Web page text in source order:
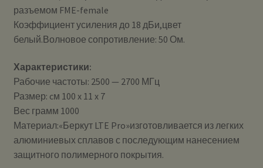
разъемом FME-female
Коэффициент усиления до 18 дБи,цвет
белый.Волновое сопротивление: 50 Ом.
Характеристики:
Рабочие частоты: 2500 — 2700 МГц
Размер: cм 100 x 11 x 7
Вес грамм 1000
Материал:«Беркут LTE Pro»изготовливается из легких
алюминиевых сплавов с последующим нанесением
защитного полимерного покрытия.